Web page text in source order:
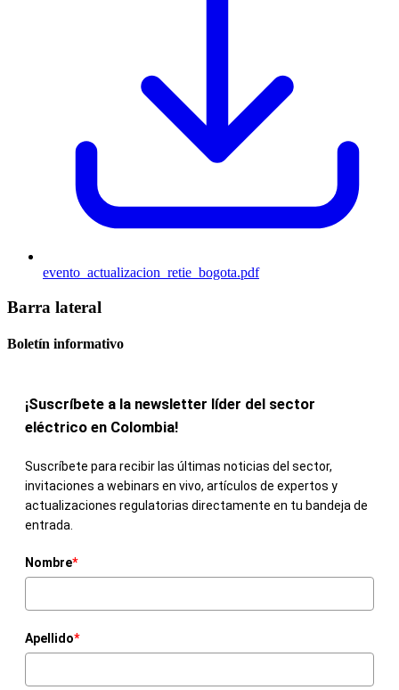
evento_actualizacion_retie_bogota.pdf
Barra lateral
Boletín informativo
¡Suscríbete a la newsletter líder del sector
eléctrico en Colombia!
Suscríbete para recibir las últimas noticias del sector,
invitaciones a webinars en vivo, artículos de expertos y
actualizaciones regulatorias directamente en tu bandeja de
entrada.
Nombre*
Apellido*